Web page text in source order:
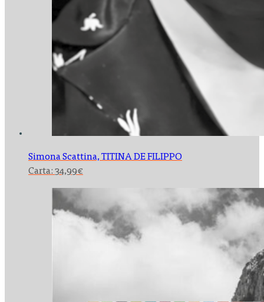
Simona Scattina,TITINA DE FILIPPO
Carta: 34,99€